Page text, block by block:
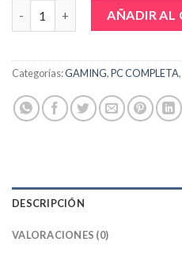
PC GAMER INTEL CORE i7
AÑADIR AL
Categorías:GAMING,PC COMPLETA,
DESCRIPCIÓN
VALORACIONES (0)